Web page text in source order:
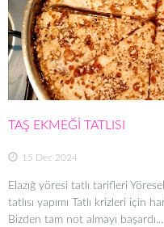
TAŞ EKMEĞİ TATLISI
15 Dec 2024
Elazığ yöresi tatlı tarifleri
tatlısı yapımı Tatlı krizleri için
Bizden tam not almayı başardı...